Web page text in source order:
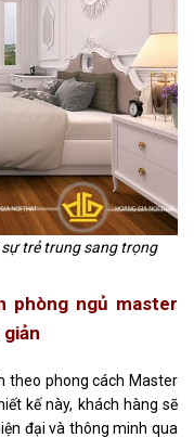
trẻ trung sang trọng
phòng ngủ master
theo phong cách Master
kế này, khách hàng sẽ
đại và thông minh qua